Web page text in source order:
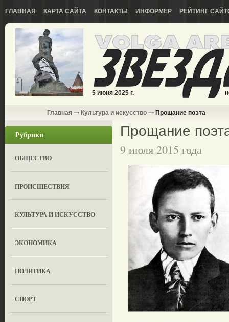
ГЛАВНАЯ КАРТА САЙТА КОНТАКТЫ ИНФОРМЕР РЕЙТИНГ
5 июня 2025 г.
Главная Культура и искусство Прощание поэта
Рубрики
ОБЩЕСТВО
ПРОИСШЕСТВИЯ
КУЛЬТУРА И ИСКУССТВО
ЭКОНОМИКА
ПОЛИТИКА
СПОРТ
Прощание
9 июля 2015 года